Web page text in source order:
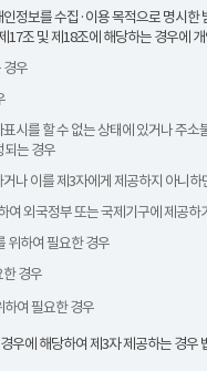
정보를 수집·이용 목적으로 명시한
조 및 제18조에 해당하는 경우에
경우
시를 할 수 없는 상태에 있거나 주
되는 경우
나 이를 제3자에게 제공하지 아니
여 외국정부 또는 국제기구에 제공하
위하여 필요한 경우
경우
하여 필요한 경우
에 해당하여 제3자 제공하는 경우